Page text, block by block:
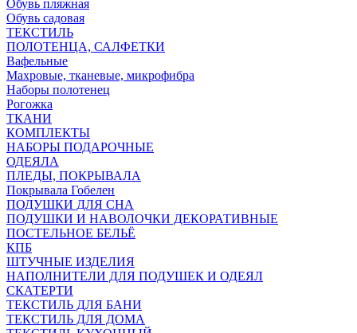
Обувь пляжная
Обувь садовая
ТЕКСТИЛЬ
ПОЛОТЕНЦА, САЛФЕТКИ
Вафельные
Махровые, тканевые, микрофибра
Наборы полотенец
Рогожка
ТКАНИ
КОМПЛЕКТЫ
НАБОРЫ ПОДАРОЧНЫЕ
ОДЕЯЛА
ПЛЕДЫ, ПОКРЫВАЛА
Покрывала Гобелен
ПОДУШКИ ДЛЯ СНА
ПОДУШКИ И НАВОЛОЧКИ ДЕКОРАТИВНЫЕ
ПОСТЕЛЬНОЕ БЕЛЬЁ
КПБ
ШТУЧНЫЕ ИЗДЕЛИЯ
НАПОЛНИТЕЛИ ДЛЯ ПОДУШЕК И ОДЕЯЛ
СКАТЕРТИ
ТЕКСТИЛЬ ДЛЯ БАНИ
ТЕКСТИЛЬ ДЛЯ ДОМА